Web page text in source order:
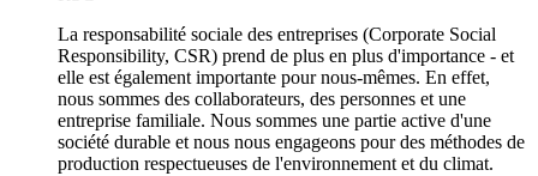
La responsabilité sociale des entreprises (Corporate Social
Responsibility, CSR) prend de plus en plus d'importance - et
elle est également importante pour nous-mêmes. En effet,
nous sommes des collaborateurs, des personnes et une
entreprise familiale. Nous sommes une partie active d'une
société durable et nous nous engageons pour des méthodes de
production respectueuses de l'environnement et du climat.